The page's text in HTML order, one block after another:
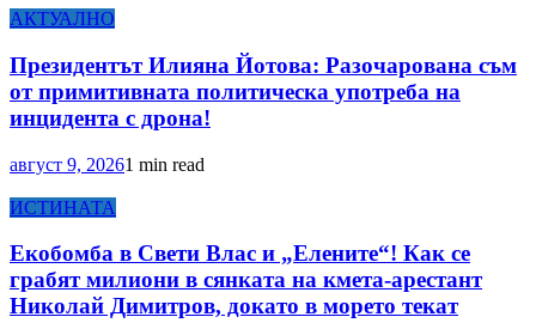
АКТУАЛНО
Президентът Илияна Йотова: Разочарована съм
от примитивната политическа употреба на
инцидента с дрона!
август 9, 20261 min read
ИСТИНАТА
Екобомба в Свети Влас и „Елените“! Как се
грабят милиони в сянката на кмета-арестант
Николай Димитров, докато в морето текат